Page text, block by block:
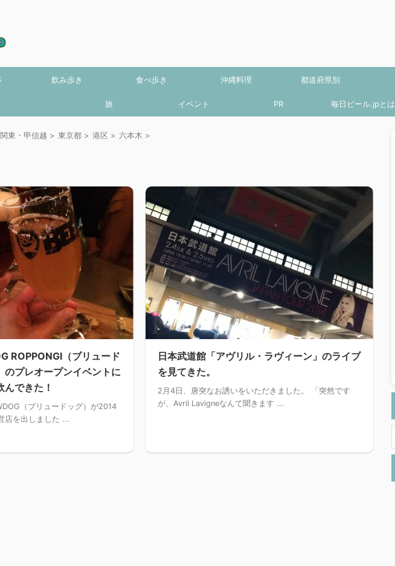
飲み歩き 食べ歩き 沖縄料理 都道府県別
旅 イベント PR 毎日ビール.jpとは
関東・甲信越 > 東京都 > 港区 > 六本木 >
ROPPONGI（ブリュード
のプレオープンイベントに
できた！
（ブリュードッグ）が2014
店を出しました ...
日本武道館「アヴリル・ラヴィーン」のライブ
を見てきた。
2月4日、唐突なお誘いをいただきました。 「突然です
が、Avril Lavigneなんて聞きます ...